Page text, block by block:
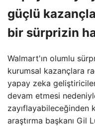
güçlü
bir sürprizin
Walmart'ın olumlu
kurumsal kazançlara
yapay zeka
devam etmesi
zayıflayabileceğinden
araştırma başkanı Gil